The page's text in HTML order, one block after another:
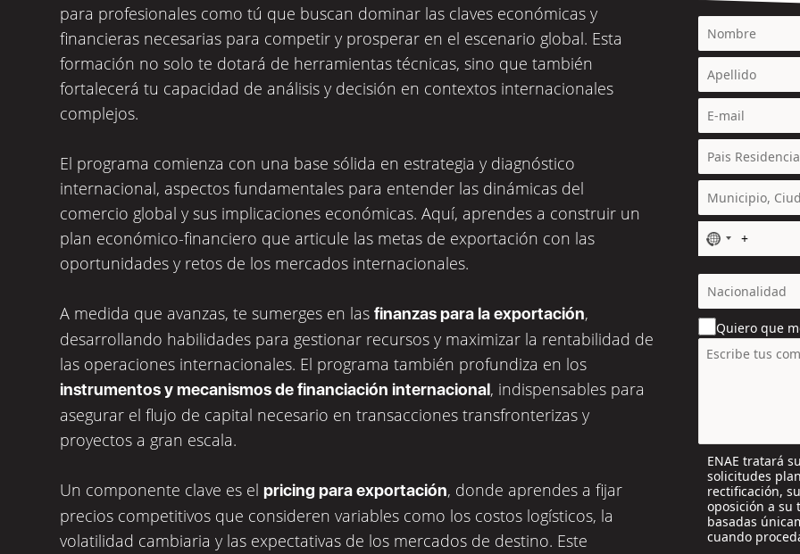
para profesionales como tú que buscan dominar las claves económicas y
financieras necesarias para competir y prosperar en el escenario global. Esta
formación no solo te dotará de herramientas técnicas, sino que también
fortalecerá tu capacidad de análisis y decisión en contextos internacionales
complejos.
El programa comienza con una base sólida en estrategia y diagnóstico
internacional, aspectos fundamentales para entender las dinámicas del
comercio global y sus implicaciones económicas. Aquí, aprendes a construir un
plan económico-financiero que articule las metas de exportación con las
oportunidades y retos de los mercados internacionales.
A medida que avanzas, te sumerges en lasfinanzas para la exportación,
desarrollando habilidades para gestionar recursos y maximizar la rentabilidad de
las operaciones internacionales. El programa también profundiza en los
instrumentos y mecanismos de financiación internacional, indispensables para
asegurar el flujo de capital necesario en transacciones transfronterizas y
proyectos a gran escala.
Un componente clave es elpricing para exportación, donde aprendes a fijar
precios competitivos que consideren variables como los costos logísticos, la
volatilidad cambiaria y las expectativas de los mercados de destino. Este
N
o
c
o
u
n
t
l
e
c
t
e
d
Quiero que
ENAE tratará
solicitudes
rectificación,
oposición a su
basadas
cuando